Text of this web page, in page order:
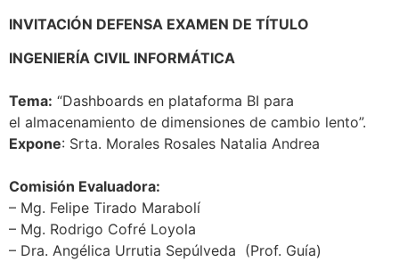
INVITACIÓN DEFENSA EXAMEN DE TÍTULO
INGENIERÍA CIVIL INFORMÁTICA
Tema: “Dashboards en plataforma BI para
el almacenamiento de dimensiones de cambio lento”.
Expone: Srta. Morales Rosales Natalia Andrea
Comisión Evaluadora:
– Mg. Felipe Tirado Marabolí
– Mg. Rodrigo Cofré Loyola
– Dra. Angélica Urrutia Sepúlveda (Prof. Guía)